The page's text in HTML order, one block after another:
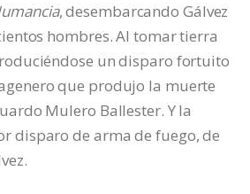
, desembarcando Gálvez
hombres. Al tomar tierra
un disparo fortuito
que produjo la muerte
Mulero Ballester. Y la
disparo de arma de fuego, de